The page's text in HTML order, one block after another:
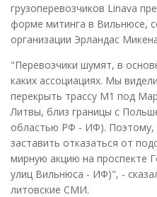
грузоперевозчиков Linava
форме митинга в Вильнюсе,
организации Эрландас
"Перевозчики шумят, в
каких ассоциациях. Мы
перекрыть трассу М1 под
Литвы, близ границы с
областью РФ - ИФ). Поэтому,
заставить отказаться от
мирную акцию на проспекте
улиц Вильнюса - ИФ)", -
литовские СМИ.